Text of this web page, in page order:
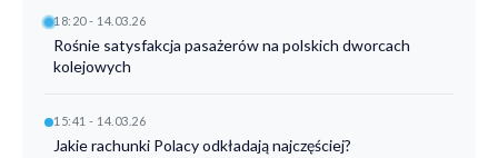
18:20 - 14.03.26
Rośnie satysfakcja pasażerów na polskich dworcach
kolejowych
15:41 - 14.03.26
Jakie rachunki Polacy odkładają najczęściej?